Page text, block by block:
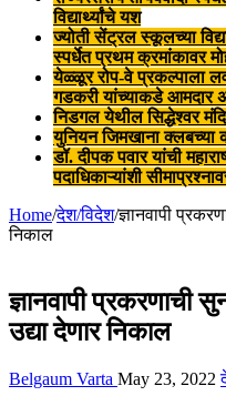
विद्यार्थ्यांचे यश
ज्योती सेंट्रल स्कूलच्या
स्पर्धेत प्रथम क्रमांकावर
येळ्ळूर रोप-वे प्रकल्पाला
गडकरी यांच्याकडे आमदार
निडगल येथील सिद्धेश्वर
युनियन जिमखाना क्लबच्या
डॉ. दीपक पवार यांची
पदाधिकाऱ्यांशी
Home/देश/विदेश/ज्ञानवापी
निकाल
ज्ञानवापी प्रकरणाची
उद्या देणार निकाल
Belgaum Varta May 23, 2022